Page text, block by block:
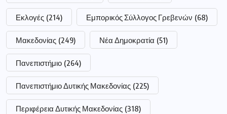
Εκλογές (214) Εμπορικός Σύλλογος Γρεβενών (68)
Μακεδονίας (249) Νέα Δημοκρατία (51)
Πανεπιστήμιο (264)
Πανεπιστήμιο Δυτικής Μακεδονίας (225)
Περιφέρεια Δυτικής Μακεδονίας (318)